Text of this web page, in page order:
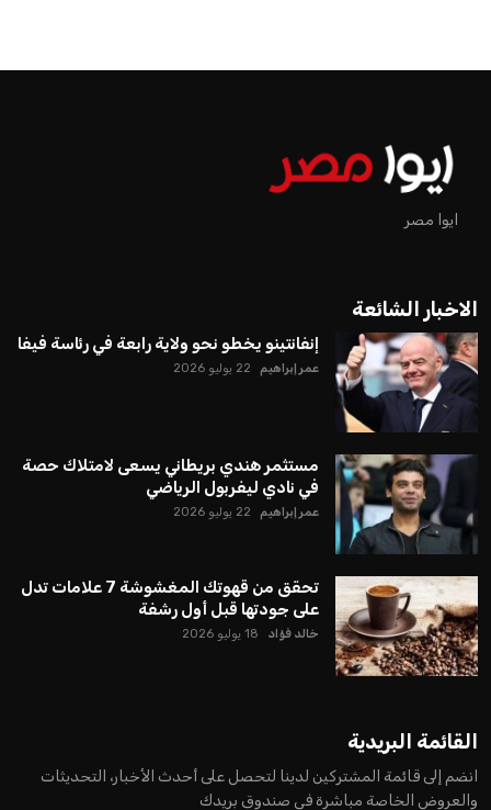
ايوا مصر
الاخبار الشائعة
إنفانتينو يخطو نحو ولاية رابعة في رئاسة فيفا
عمر إبراهيم 22 يوليو 2026
مستثمر هندي بريطاني يسعى لامتلاك حصة
في نادي ليفربول الرياضي
عمر إبراهيم 22 يوليو 2026
تحقق من قهوتك المغشوشة 7 علامات تدل
على جودتها قبل أول رشفة
خالد فؤاد 18 يوليو 2026
القائمة البريدية
انضم إلى قائمة المشتركين لدينا لتحصل على أحدث الأخبار، التحديثات
والعروض الخاصة مباشرة في صندوق بريدك